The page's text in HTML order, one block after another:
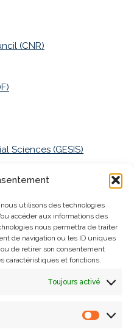
utilisons des technologies
accéder aux informations des
nous permettra de traiter
de navigation ou les ID uniques
de retirer son consentement
caractéristiques et fonctions.
Toujours activé
(CNR)
Sciences (GESIS)
(ICF)
of Arts and